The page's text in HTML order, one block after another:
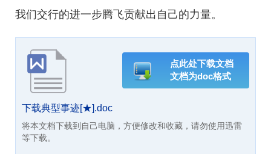
我们交行的进一步腾飞贡献出自己的力量。
下载典型事迹[★].doc
将本文档下载到自己电脑，方便修改和收藏，请勿使用迅雷
等下载。
点此处下载文档
文档为doc格式